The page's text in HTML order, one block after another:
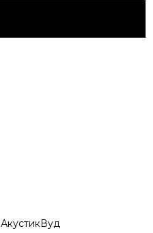
АкустикВуд